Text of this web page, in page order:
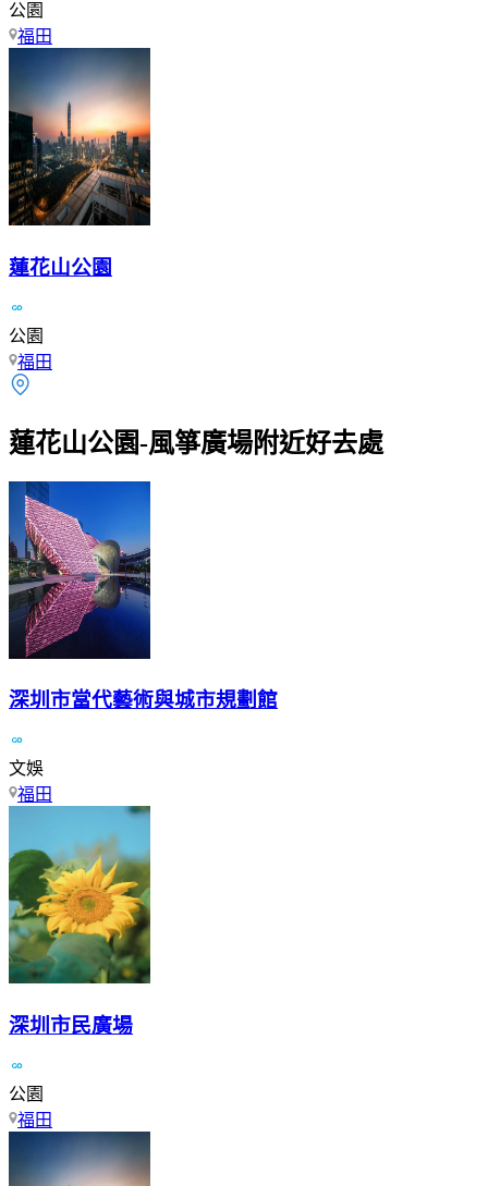
公園
福田
蓮花山公園
公園
福田
蓮花山公園-風箏廣場附近好去處
深圳市當代藝術與城市規劃館
文娛
福田
深圳市民廣場
公園
福田